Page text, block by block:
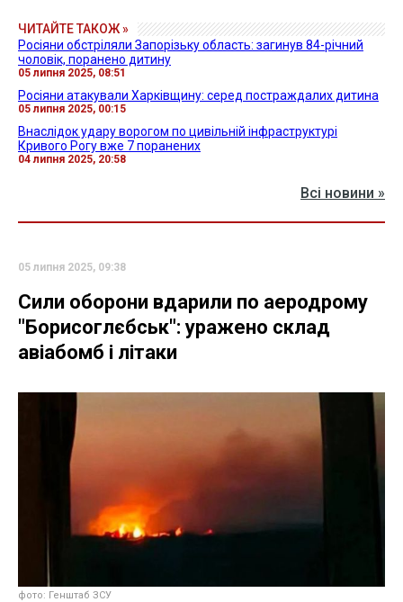
ЧИТАЙТЕ ТАКОЖ »
Росіяни обстріляли Запорізьку область: загинув 84-річний
чоловік, поранено дитину
05 липня 2025, 08:51
Росіяни атакували Харківщину: серед постраждалих дитина
05 липня 2025, 00:15
Внаслідок удару ворогом по цивільній інфраструктурі
Кривого Рогу вже 7 поранених
04 липня 2025, 20:58
Всі новини »
05 липня 2025, 09:38
Сили оборони вдарили по аеродрому
"Борисоглєбськ": уражено склад
авіабомб і літаки
фото: Генштаб ЗСУ